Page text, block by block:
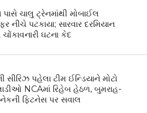
પાસે ચાલુ ટ્રેનમાંથી મોબાઈલ
નીચે પટકાયા; સારવાર દરમિયાન
ઘટના કેદ
સીરિઝ પહેલા ટીમ ઈન્ડિયાને મોટો
NCAમાં રિહેબ હેઠળ, બુમરાહ-
ફિટનેસ પર સવાલ